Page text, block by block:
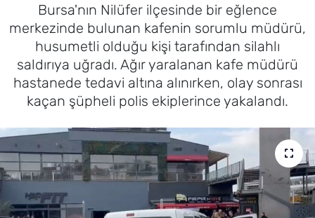
Bursa'nın Nilüfer ilçesinde bir eğlence
merkezinde bulunan kafenin sorumlu müdürü,
husumetli olduğu kişi tarafından silahlı
saldırıya uğradı. Ağır yaralanan kafe müdürü
hastanede tedavi altına alınırken, olay sonrası
kaçan şüpheli polis ekiplerince yakalandı.